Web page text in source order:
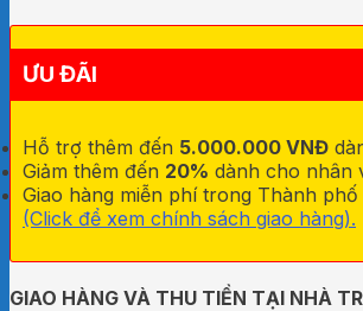
CHỈNH
LỰC
lượng
ƯU ĐÃI
Hỗ trợ thêm đến 5.000.000 VNĐ
Giảm thêm đến 20% dành cho nhân
Giao hàng miễn phí trong Thành
(Click để xem chính sách giao hàng).
GIAO HÀNG VÀ THU TIỀN TẠI NHÀ